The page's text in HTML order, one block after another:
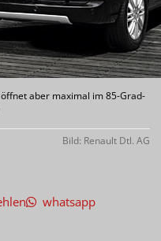
aber maximal im 85-Grad-
Bild: Renault Dtl. AG
whatsapp